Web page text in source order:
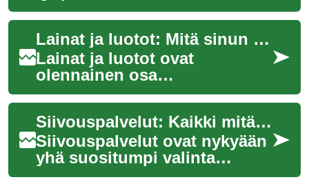
houkutteleva ja jännittävä
uramahdollisuus. Nämä
avomeren työpaikat tarjo... Lainat ja luotot: Mitä sinun tulee tietää henkilökohtaisesta rahoituksesta
Lainat ja luotot ovat
olennainen osa
henkilökohtaista taloutta ja
voivat auttaa saavuttamaan
taloudellisia tavoitteit...
Siivouspalvelut: Kaikki mitä sinun tarvitsee tietää
Siivouspalvelut ovat nykyään
yhä suositumpi valinta
monille kiireisille